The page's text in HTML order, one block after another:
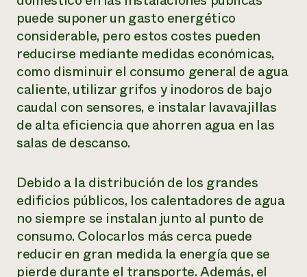
puede suponer un gasto energético
considerable, pero estos costes pueden
reducirse mediante medidas económicas,
como disminuir el consumo general de agua
caliente, utilizar grifos y inodoros de bajo
caudal con sensores, e instalar lavavajillas
de alta eficiencia que ahorren agua en las
salas de descanso.
Debido a la distribución de los grandes
edificios públicos, los calentadores de agua
no siempre se instalan junto al punto de
consumo. Colocarlos más cerca puede
reducir en gran medida la energía que se
pierde durante el transporte. Además, el